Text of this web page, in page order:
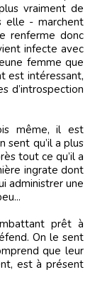
vraiment de
elle - marchent
renferme donc
infecte avec
femme que
est intéressant,
d’introspection
même, il est
sent qu’il a plus
tout ce qu’il a
ingrate dont
administrer une
prêt à
On le sent
que leur
est à présent